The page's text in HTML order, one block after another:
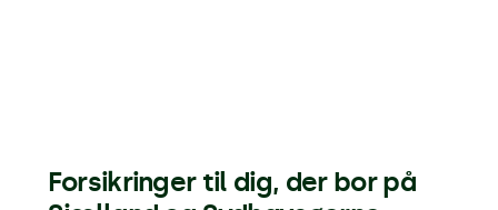
Forsikringer til dig, der bor på